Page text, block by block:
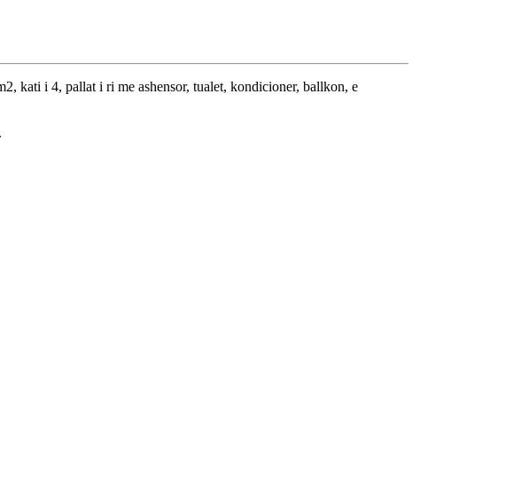
kati i 4, pallat i ri me ashensor, tualet, kondicioner, ballkon, e